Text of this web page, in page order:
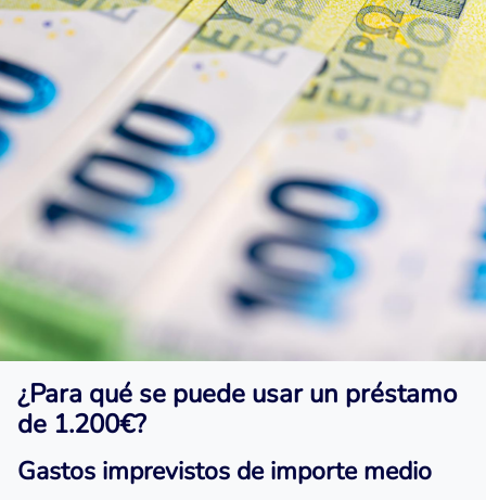
¿Para qué se puede usar un préstamo
de 1.200€?
Gastos imprevistos de importe medio